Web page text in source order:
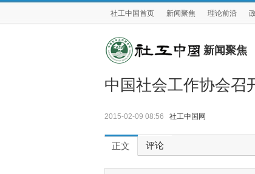
社工中国首页 新闻聚焦 理论前沿
新闻聚焦
中国社会工作协会召
2015-02-09 08:56 社工中国网
正文 评论